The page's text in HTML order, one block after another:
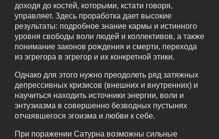
доходя до костей, которыми, кстати говоря,
управляет. Здесь проработка дает высокие
результаты: подробное знание кармы и истинного
уровня свободы воли людей и коллективов, а также
понимание законов рождения и смерти, перехода
из эгрегора в эгрегор и их конкретной этики.
Однако для этого нужно преодолеть ряд затяжных
депрессивных кризисов (внешних и внутренних) и
научиться находить источники энергии, воли и
энтузиазма в совершенно безводных пустынях
отчаявшегося эгоизма и любви к себе.
При поражении Сатурна возможны сильные